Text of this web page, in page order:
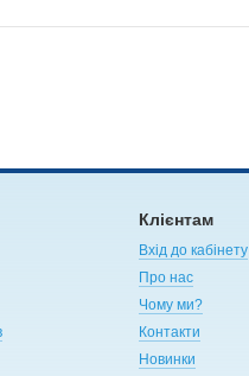
Клієнтам
Вхід до кабінету
Про нас
Чому ми?
Контакти
Новинки